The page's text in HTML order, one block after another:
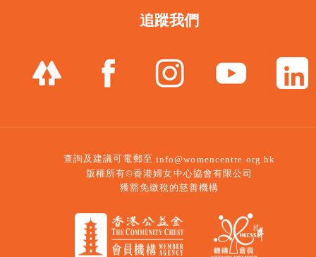
追蹤我們
查詢及建議可電郵至 info@womencentre.org.hk
版權所有©香港婦女中心協會有限公司
獲豁免繳稅的慈善機構